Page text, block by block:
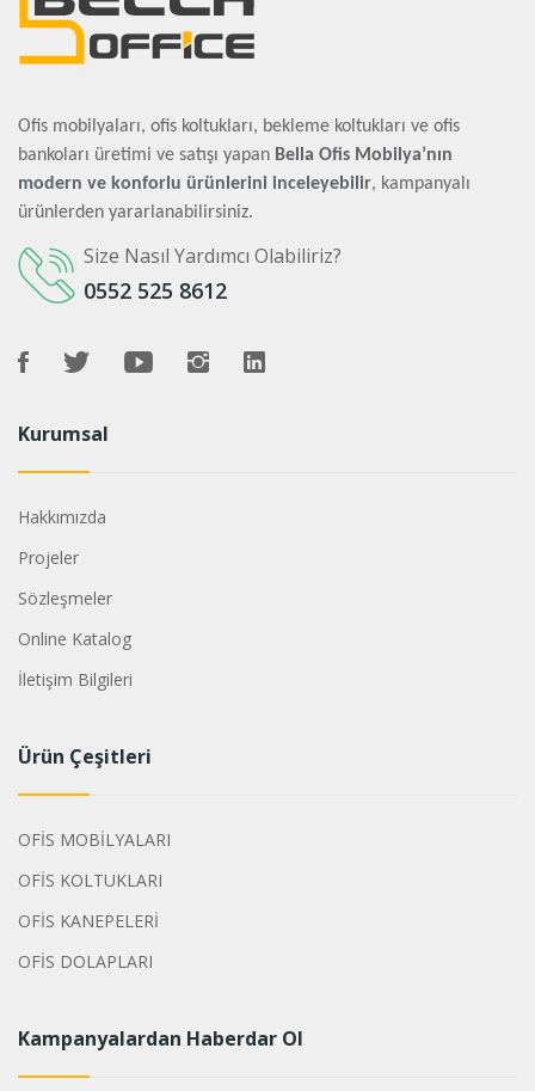
Ofis mobilyaları, ofis koltukları, bekleme koltukları ve ofis
bankoları üretimi ve satışı yapan Bella Ofis Mobilya’nın
modern ve konforlu ürünlerini inceleyebilir, kampanyalı
ürünlerden yararlanabilirsiniz.
Size Nasıl Yardımcı Olabiliriz?
0552 525 8612
Kurumsal
Hakkımızda
Projeler
Sözleşmeler
Online Katalog
İletişim Bilgileri
Ürün Çeşitleri
OFİS MOBİLYALARI
OFİS KOLTUKLARI
OFİS KANEPELERİ
OFİS DOLAPLARI
Kampanyalardan Haberdar Ol